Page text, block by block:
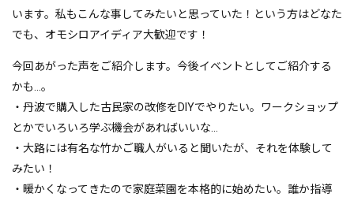
います。私もこんな事してみたいと思っていた！という方はどなた
でも、オモシロアイディア大歓迎です！
今回あがった声をご紹介します。今後イベントとしてご紹介する
かも…。
・丹波で購入した古民家の改修をDIYでやりたい。ワークショップ
とかでいろいろ学ぶ機会があればいいな…
・大路には有名な竹かご職人がいると聞いたが、それを体験して
みたい！
・暖かくなってきたので家庭菜園を本格的に始めたい。誰か指導